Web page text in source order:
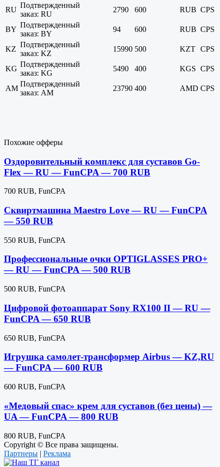
RU
Подтвержденный
заказ: RU
2790 600 RUB CPS
BY
Подтвержденный
заказ: BY
94 600 RUB CPS
KZ
Подтвержденный
заказ: KZ
15990 500 KZT CPS
KG
Подтвержденный
заказ: KG
5490 400 KGS CPS
AM
Подтвержденный
заказ: AM
23790 400 AMD CPS
Похожие офферы
Оздоровительный комплекс для суставов Go-
Flex — RU — FunCPA — 700 RUB
700 RUB, FunCPA
Сквиртмашина Maestro Love — RU — FunCPA
— 550 RUB
550 RUB, FunCPA
Профессиональные очки OPTIGLASSES PRO+
— RU — FunCPA — 500 RUB
500 RUB, FunCPA
Цифровой фотоаппарат Sony RX100 II — RU —
FunCPA — 650 RUB
650 RUB, FunCPA
Игрушка самолет-трансформер Airbus — KZ,RU
— FunCPA — 600 RUB
600 RUB, FunCPA
«Медовый спас» крем для суставов (без цены) —
UA — FunCPA — 800 RUB
800 RUB, FunCPA
Copyright © Все права защищены.
Партнеры | Реклама